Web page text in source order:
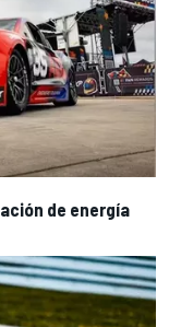
de energía